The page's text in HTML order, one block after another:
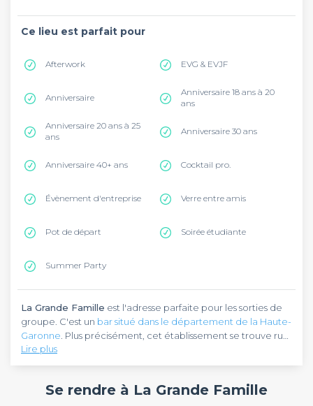
Ce lieu est parfait pour
Afterwork EVG & EVJF
Anniversaire
Anniversaire 18 ans à 20
ans
Anniversaire 20 ans à 25
ans
Anniversaire 30 ans
Anniversaire 40+ ans Cocktail pro.
Évènement d'entreprise Verre entre amis
Pot de départ Soirée étudiante
Summer Party
La Grande Famille est l'adresse parfaite pour les sorties de
groupe. C'est un bar situé dans le département de la Haute-
Garonne . Plus précisément, cet établissement se trouve rue
d'Andorre, dans la commune de Pinsaguel. Il se trouve à 12,7
km de Toulouse.
La Grande Familleest un café culturel éclectique
Plusieurs activités s'y déroulent suivant un programme bien
Lire plus
Se rendre à La Grande Famille